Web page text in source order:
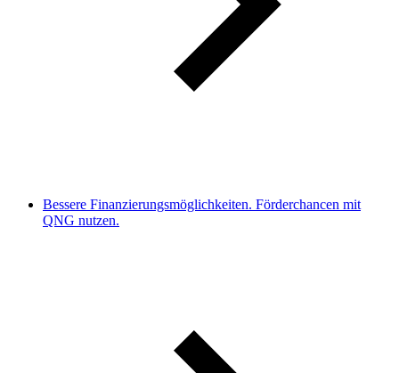
Bessere Finanzierungsmöglichkeiten. Förderchancen mit
QNG nutzen.